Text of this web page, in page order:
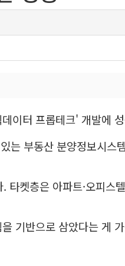
이터 프롭테크' 개발에
는 부동산 분양정보시스
켓층은 아파트·오피스
기반으로 삼았다는 게